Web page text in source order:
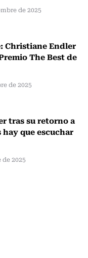
de 2025
Christiane Endler
The Best de
de 2025
tras su retorno a
hay que escuchar
2025